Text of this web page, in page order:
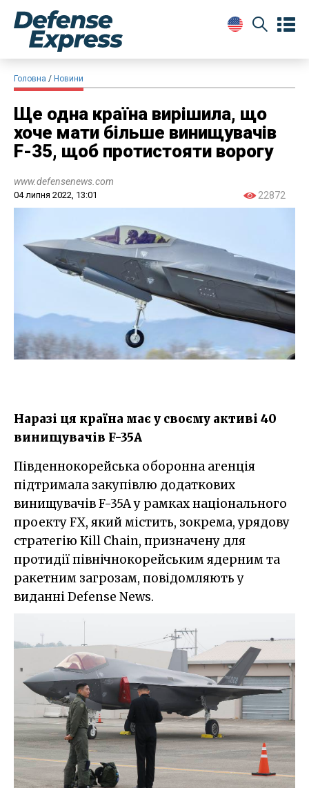
Головна Новини
Ще одна країна вирішила, що
хоче мати більше винищувачів
F-35, щоб протистояти ворогу
www.defensenews.com
04 липня 2022, 13:01 22872
Наразі ця країна має у своєму активі 40
винищувачів F-35A
Південнокорейська оборонна агенція
підтримала закупівлю додаткових
винищувачів F-35A у рамках національного
проекту FX, який містить, зокрема, урядову
стратегію Kill Chain, призначену для
протидії північнокорейським ядерним та
ракетним загрозам, повідомляють у
виданні Defense News.